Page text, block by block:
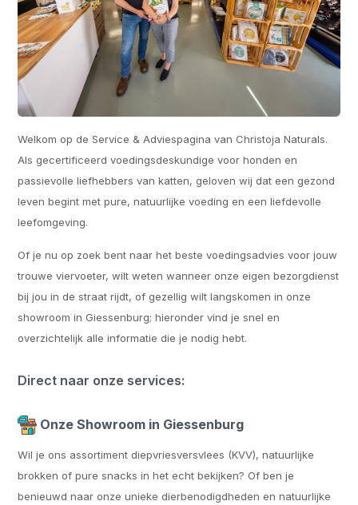
Welkom op de Service & Adviespagina van Christoja Naturals.
Als gecertificeerd voedingsdeskundige voor honden en
passievolle liefhebbers van katten, geloven wij dat een gezond
leven begint met pure, natuurlijke voeding en een liefdevolle
leefomgeving.
Of je nu op zoek bent naar het beste voedingsadvies voor jouw
trouwe viervoeter, wilt weten wanneer onze eigen bezorgdienst
bij jou in de straat rijdt, of gezellig wilt langskomen in onze
showroom in Giessenburg; hieronder vind je snel en
overzichtelijk alle informatie die je nodig hebt.
Direct naar onze services:
Onze Showroom in Giessenburg
Wil je ons assortiment diepvriesversvlees (KVV), natuurlijke
brokken of pure snacks in het echt bekijken? Of ben je
benieuwd naar onze unieke dierbenodigdheden en natuurlijke